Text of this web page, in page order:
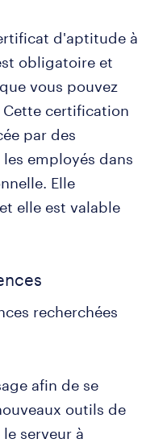
d'aptitude à
obligatoire et
vous pouvez
certification
par des
employés dans
Elle
elle est valable
recherchées
afin de se
outils de
serveur à